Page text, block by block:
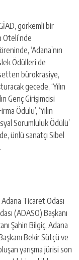
görkemli bir
Oteli’nde
‘Adana’nın
Ödülleri de
bürokrasiye,
gecede, ‘Yılın
Genç Girişimcisi
Ödülü’, ‘Yılın
Sorumluluk Ödülü’
ünlü sanatçı Sibel
Ticaret Odası
(ADASO) Başkanı
Şahin Bilgiç, Adana
Bekir Sütçü ve
yarışma jürisi son